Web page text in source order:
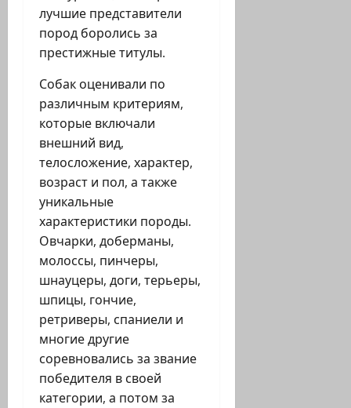
лучшие представители
пород боролись за
престижные титулы.
Собак оценивали по
различным критериям,
которые включали
внешний вид,
телосложение, характер,
возраст и пол, а также
уникальные
характеристики породы.
Овчарки, доберманы,
молоссы, пинчеры,
шнауцеры, доги, терьеры,
шпицы, гончие,
ретриверы, спаниели и
многие другие
соревновались за звание
победителя в своей
категории, а потом за